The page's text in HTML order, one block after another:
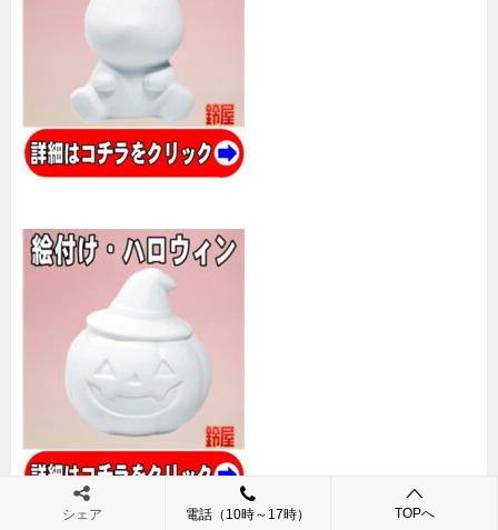
シェア 電話（10時～17時） TOPへ